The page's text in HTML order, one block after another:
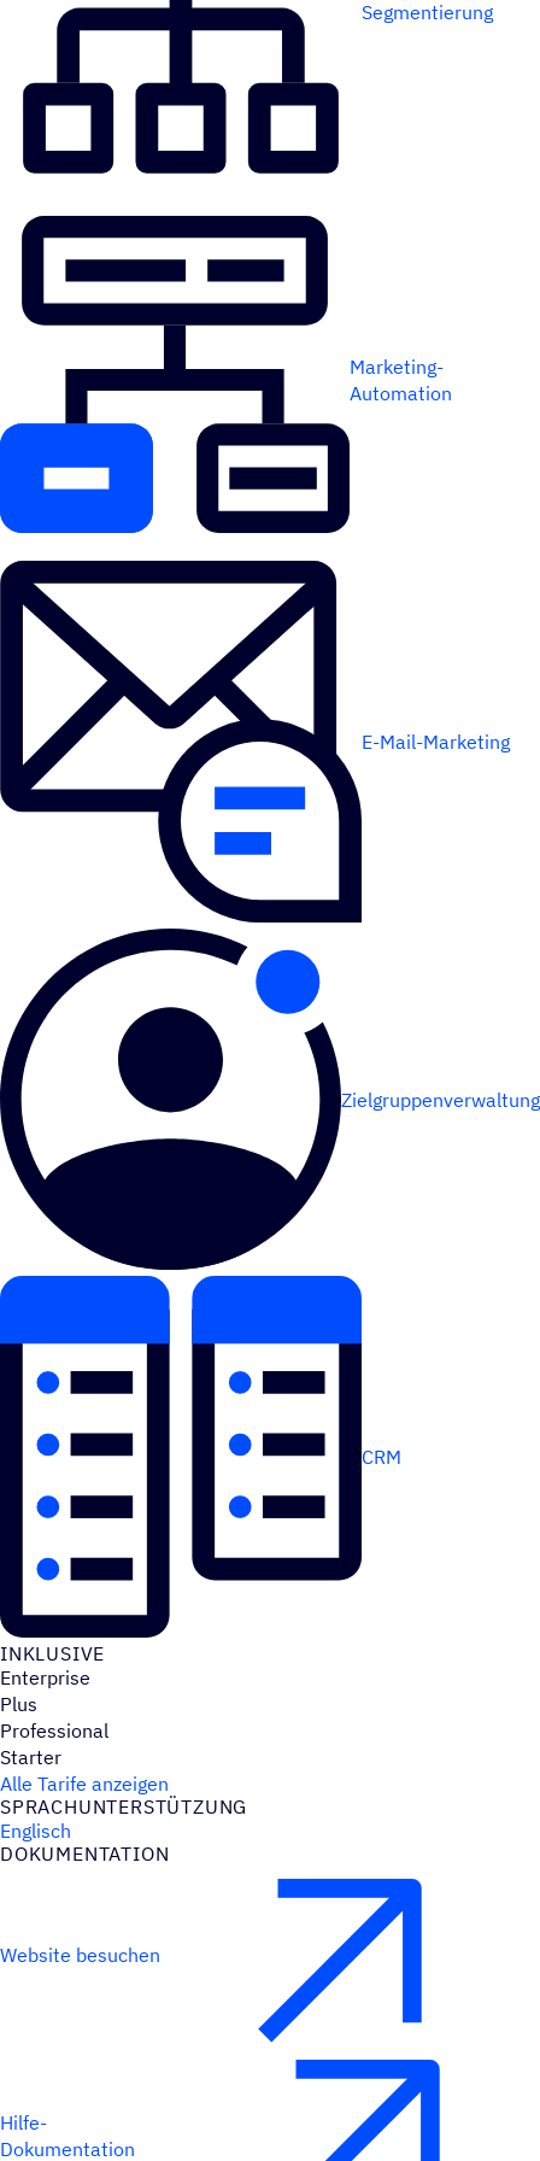
Segmentierung
Marketing-
Automation
E-Mail-Marketing
Zielgruppenverwaltung
CRM
INKLU­SIVE
Enterprise
Plus
Professional
Starter
Alle Tarife anzeigen
SPRACH­UN­TER­STÜT­ZUNG
Englisch
DOKU­MEN­TA­TION
Website besuchen
Hilfe-
Dokumentation